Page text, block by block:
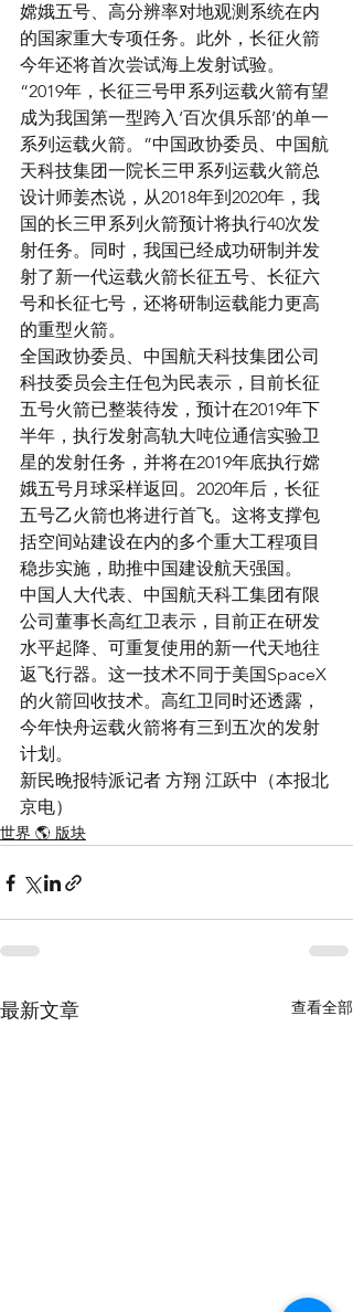
嫦娥五号、高分辨率对地观测系统在内
的国家重大专项任务。此外，长征火箭
今年还将首次尝试海上发射试验。
“2019年，长征三号甲系列运载火箭有望
成为我国第一型跨入‘百次俱乐部’的单一
系列运载火箭。”中国政协委员、中国航
天科技集团一院长三甲系列运载火箭总
设计师姜杰说，从2018年到2020年，我
国的长三甲系列火箭预计将执行40次发
射任务。同时，我国已经成功研制并发
射了新一代运载火箭长征五号、长征六
号和长征七号，还将研制运载能力更高
的重型火箭。
全国政协委员、中国航天科技集团公司
科技委员会主任包为民表示，目前长征
五号火箭已整装待发，预计在2019年下
半年，执行发射高轨大吨位通信实验卫
星的发射任务，并将在2019年底执行嫦
娥五号月球采样返回。2020年后，长征
五号乙火箭也将进行首飞。这将支撑包
括空间站建设在内的多个重大工程项目
稳步实施，助推中国建设航天强国。
中国人大代表、中国航天科工集团有限
公司董事长高红卫表示，目前正在研发
水平起降、可重复使用的新一代天地往
返飞行器。这一技术不同于美国SpaceX
的火箭回收技术。高红卫同时还透露，
今年快舟运载火箭将有三到五次的发射
计划。
新民晚报特派记者 方翔 江跃中（本报北
京电）
世界 🌎 版块
最新文章 查看全部